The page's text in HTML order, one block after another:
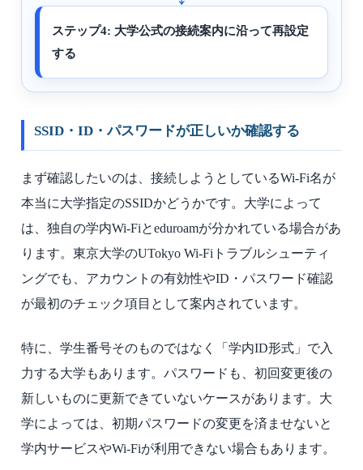
ステップ4: 大学公式の接続案内に沿って再設定
する
SSID・ID・パスワードが正しいか確認する
まず確認したいのは、接続しようとしているWi-Fi名が
本当に大学指定のSSIDかどうかです。大学によって
は、独自の学内Wi-Fiとeduroamが分かれている場合があ
ります。東京大学のUTokyo Wi-Fiトラブルシューティ
ングでも、アカウントの有効性やID・パスワード確認
が最初のチェック項目として案内されています。
特に、学生番号そのものではなく「学内ID形式」で入
力する大学もあります。パスワードも、初回変更後の
新しいものに更新できていないケースがあります。大
学によっては、初期パスワードの変更を済ませないと
学内サービスやWi-Fiが利用できない場合もあります。